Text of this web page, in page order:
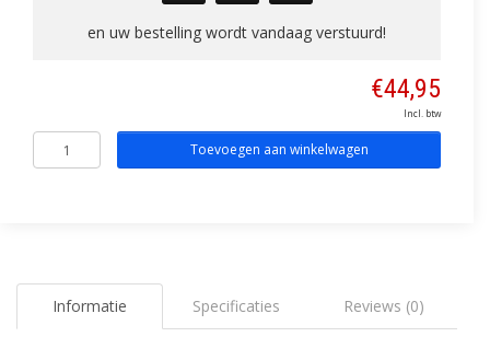
en uw bestelling wordt vandaag verstuurd!
€44,95
Incl. btw
Toevoegen aan winkelwagen
Informatie Specificaties Reviews (0)